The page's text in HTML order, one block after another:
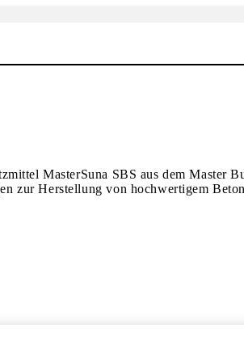
MasterSuna SBS aus dem Master
zur Herstellung von hochwertigem